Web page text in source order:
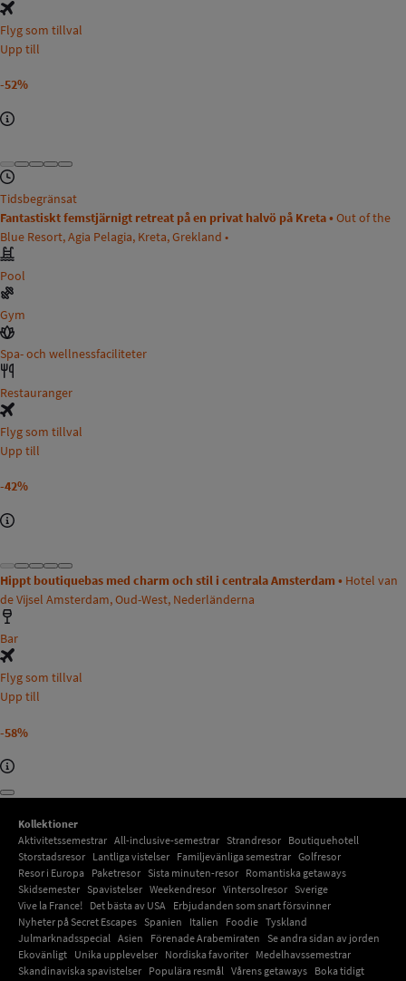
Flyg som tillval
Upp till
-52%
Tidsbegränsat
Fantastiskt femstjärnigt retreat på en privat halvö på Kreta • Out of the
Blue Resort, Agia Pelagia, Kreta, Grekland •
Pool
Gym
Spa- och wellnessfaciliteter
Restauranger
Flyg som tillval
Upp till
-42%
Hippt boutiquebas med charm och stil i centrala Amsterdam • Hotel van
de Vijsel Amsterdam, Oud-West, Nederländerna
Bar
Flyg som tillval
Upp till
-58%
Kollektioner
Aktivitetssemestrar All-inclusive-semestrar Strandresor Boutiquehotell
Storstadsresor Lantliga vistelser Familjevänliga semestrar Golfresor
Resor i Europa Paketresor Sista minuten-resor Romantiska getaways
Skidsemester Spavistelser Weekendresor Vintersolresor Sverige
Vive la France! Det bästa av USA Erbjudanden som snart försvinner
Nyheter på Secret Escapes Spanien Italien Foodie Tyskland
Julmarknadsspecial Asien Förenade Arabemiraten Se andra sidan av jorden
Ekovänligt Unika upplevelser Nordiska favoriter Medelhavssemestrar
Skandinaviska spavistelser Populära resmål Vårens getaways Boka tidigt